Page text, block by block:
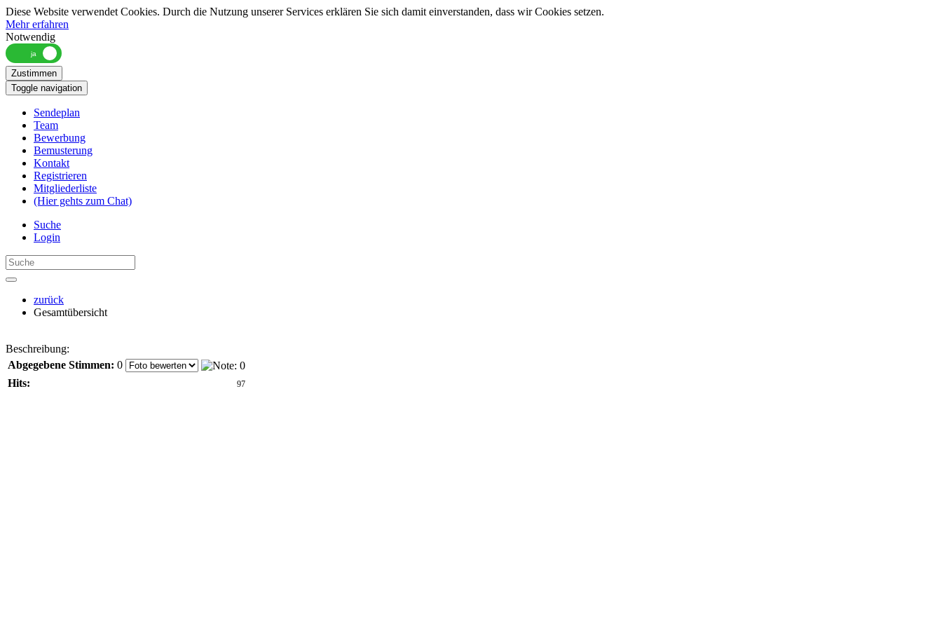
Diese Website verwendet Cookies. Durch die Nutzung unserer Services erklären Sie sich damit einverstanden, dass wir Cookies setzen.
Mehr erfahren
Notwendig
Zustimmen
Toggle navigation
Sendeplan
Team
Bewerbung
Bemusterung
Kontakt
Registrieren
Mitgliederliste
(Hier gehts zum Chat)
Suche
Login
zurück
Gesamtübersicht
Beschreibung:
Abgegebene Stimmen: 0
Hits:
97